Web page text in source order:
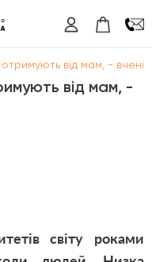
отримують від мам, - вчені
від мам, -
світу роками